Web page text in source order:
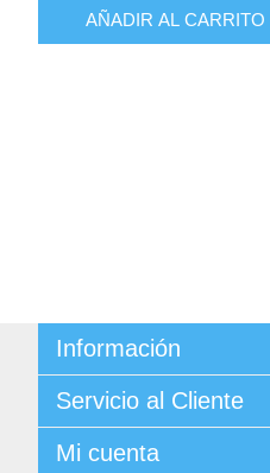
AÑADIR AL CARRITO
Información
Condiciones de Venta
Politica de Privacidad
Términos y Condiciones de Uso
Servicio al Cliente
Noticias
Mi cuenta